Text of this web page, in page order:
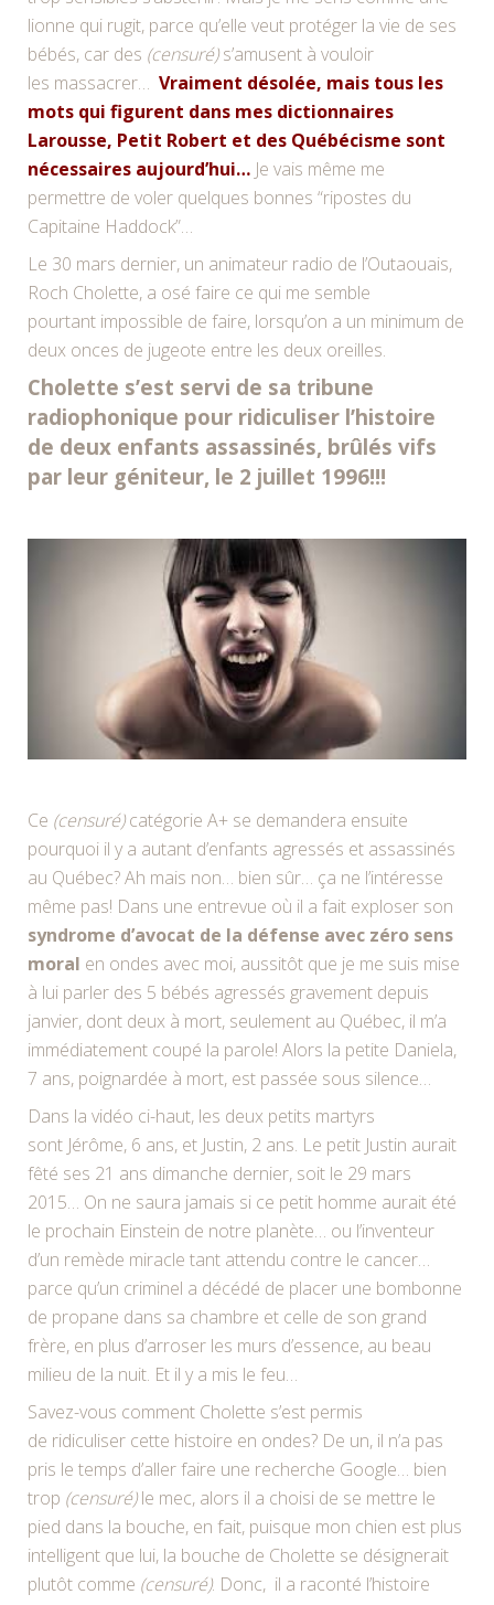
lionne qui rugit, parce qu’elle veut protéger la vie de ses
bébés, car des (censuré)s’amusent à vouloir
les massacrer… Vraiment désolée, mais tous les
mots qui figurent dans mes dictionnaires
Larousse, Petit Robert et des Québécisme sont
nécessaires aujourd’hui… Je vais même me
permettre de voler quelques bonnes “ripostes du
Capitaine Haddock”…
Le 30 mars dernier, un animateur radio de l’Outaouais,
Roch Cholette, a osé faire ce qui me semble
pourtant impossible de faire, lorsqu’on a un minimum de
deux onces de jugeote entre les deux oreilles.
Cholette s’est servi de sa tribune
radiophonique pour ridiculiser l’histoire
de deux enfants assassinés, brûlés vifs
par leur géniteur, le 2 juillet 1996!!!
Ce (censuré)catégorie A+ se demandera ensuite
pourquoi il y a autant d’enfants agressés et assassinés
au Québec? Ah mais non… bien sûr… ça ne l’intéresse
même pas! Dans une entrevue où il a fait exploser son
syndrome d’avocat de la défense avec zéro sens
moral en ondes avec moi, aussitôt que je me suis mise
à lui parler des 5 bébés agressés gravement depuis
janvier, dont deux à mort, seulement au Québec, il m’a
immédiatement coupé la parole! Alors la petite Daniela,
7 ans, poignardée à mort, est passée sous silence…
Dans la vidéo ci-haut, les deux petits martyrs
sont Jérôme, 6 ans, et Justin, 2 ans. Le petit Justin aurait
fêté ses 21 ans dimanche dernier, soit le 29 mars
2015… On ne saura jamais si ce petit homme aurait été
le prochain Einstein de notre planète… ou l’inventeur
d’un remède miracle tant attendu contre le cancer…
parce qu’un criminel a décédé de placer une bombonne
de propane dans sa chambre et celle de son grand
frère, en plus d’arroser les murs d’essence, au beau
milieu de la nuit. Et il y a mis le feu…
Savez-vous comment Cholette s’est permis
de ridiculiser cette histoire en ondes? De un, il n’a pas
pris le temps d’aller faire une recherche Google… bien
trop (censuré)le mec, alors il a choisi de se mettre le
pied dans la bouche, en fait, puisque mon chien est plus
intelligent que lui, la bouche de Cholette se désignerait
plutôt comme (censuré). Donc, il a raconté l’histoire